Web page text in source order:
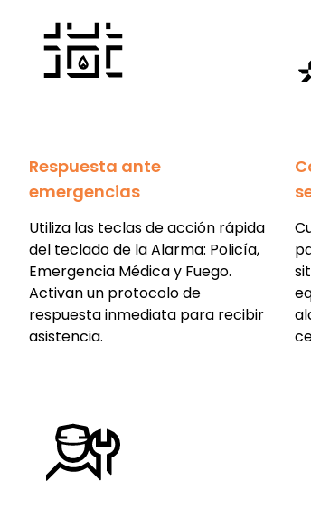
Respuesta ante
emergencias
Utiliza las teclas de acción rápida
del teclado de la Alarma: Policía,
Emergencia Médica y Fuego.
Activan un protocolo de
respuesta inmediata para recibir
asistencia.